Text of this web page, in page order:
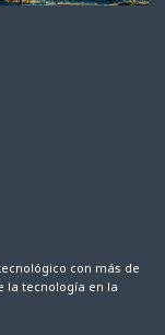
con más de
la tecnología en la